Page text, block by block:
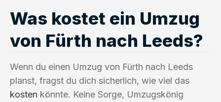
Was kostet ein Umzug
von Fürth nach Leeds?
Wenn du einen Umzug von Fürth nach Leeds
planst, fragst du dich sicherlich, wie viel das
kosten könnte. Keine Sorge, Umzugskönig